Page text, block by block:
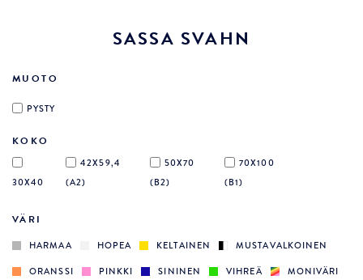
SASSA SVAHN
MUOTO
PYSTY
KOKO
30X40
42X59,4
(A2)
50X70
(B2)
70X100
(B1)
VÄRI
HARMAA HOPEA KELTAINEN MUSTAVALKOINEN
ORANSSI PINKKI SININEN VIHREÄ MONIVÄRI